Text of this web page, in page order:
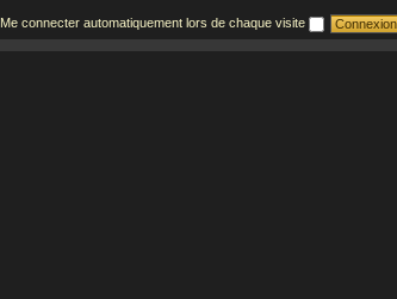
Me connecter automatiquement lors de chaque visite